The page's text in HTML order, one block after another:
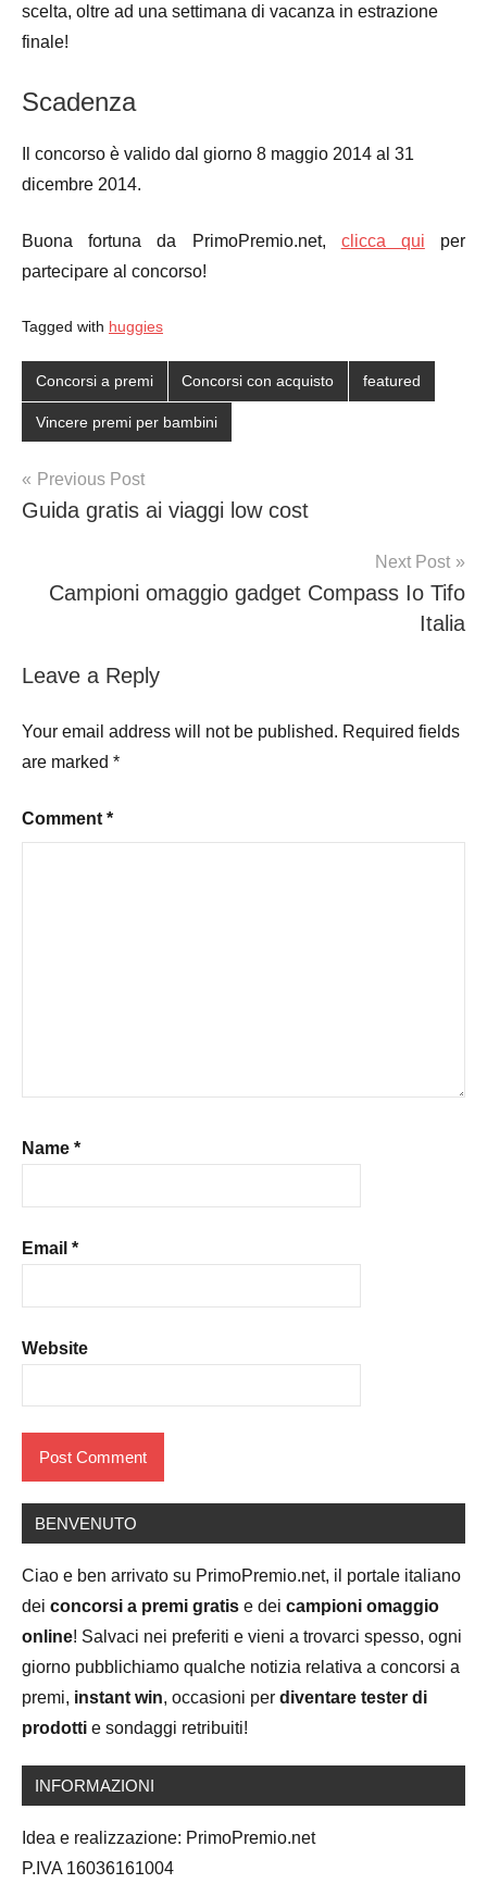
scelta, oltre ad una settimana di vacanza in estrazione
finale!
Scadenza
Il concorso è valido dal giorno 8 maggio 2014 al 31
dicembre 2014.
Buona fortuna da PrimoPremio.net, clicca qui per
partecipare al concorso!
Tagged with huggies
Concorsi a premi Concorsi con acquisto featured
Vincere premi per bambini
Post
navigation
Previous Post
Guida gratis ai viaggi low cost
Next Post
Campioni omaggio gadget Compass Io Tifo
Italia
Leave a Reply
Your email address will not be published. Required fields
are marked *
Comment *
Name *
Email *
Website
BENVENUTO
Ciao e ben arrivato su PrimoPremio.net, il portale italiano
dei concorsi a premi gratis e dei campioni omaggio
online! Salvaci nei preferiti e vieni a trovarci spesso, ogni
giorno pubblichiamo qualche notizia relativa a concorsi a
premi, instant win, occasioni per diventare tester di
prodotti e sondaggi retribuiti!
INFORMAZIONI
Idea e realizzazione: PrimoPremio.net
P.IVA 16036161004